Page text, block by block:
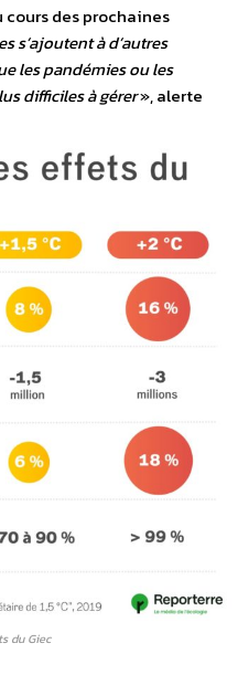
des prochaines
s’ajoutent à d’autres
les pandémies ou les
difficiles à gérer», alerte
du Giec